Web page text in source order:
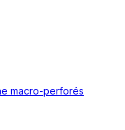
macro-perforés